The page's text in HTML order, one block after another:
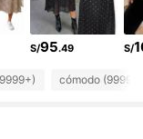
S/95.49 S/
cómodo (9999+)